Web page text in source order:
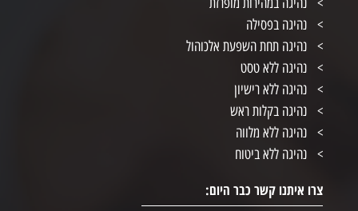
נהיגה בפסילה
נהיגה תחת השפעת אלכוהול
נהיגה ללא טסט
נהיגה ללא רישיון
נהיגה בקלות ראש
נהיגה ללא מלווה
נהיגה ללא ביטוח
צרו איתנו קשר כבר היום: